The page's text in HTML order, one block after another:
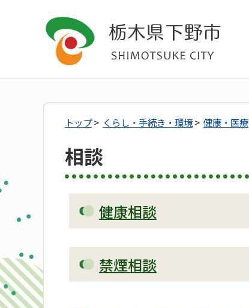
トップ> くらし・手続き・環境> 健康・医療
相談
健康相談
禁煙相談